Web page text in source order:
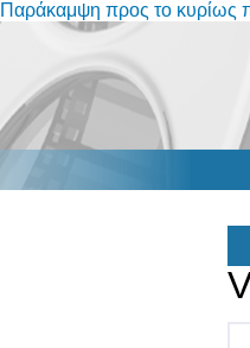
Παράκαμψη προς το κυρίως